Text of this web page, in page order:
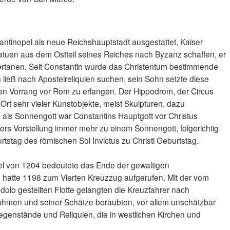
als neue Reichshauptstadt ausgestattet, Kaiser
aus dem Ostteil seines Reiches nach Byzanz schaffen, er
Seit Constantin wurde das Christentum bestimmende
nach Apostelreliquien suchen, sein Sohn setzte diese
Vorrang vor Rom zu erlangen. Der Hippodrom, der Circus
sehr vieler Kunstobjekte, meist Skulpturen, dazu
Sonnengott war Constantins Hauptgott vor Christus
Vorstellung immer mehr zu einem Sonnengott, folgerichtig
des römischen Sol Invictus zu Christi Geburtstag.
von 1204 bedeutete das Ende der gewaltigen
1198 zum Vierten Kreuzzug aufgerufen. Mit der vom
gestellten Flotte gelangten die Kreuzfahrer nach
und seiner Schätze beraubten, vor allem unschätzbar
und Reliquien, die in westlichen Kirchen und